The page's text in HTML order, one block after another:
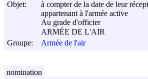
Objet:
à compter de la date de leur
appartenant à l'armée active
Au grade d'officier
ARMÉE DE L'AIR
Groupe:
Armée de l'air
nomination